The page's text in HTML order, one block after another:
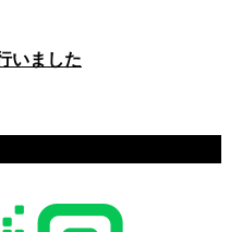
いました